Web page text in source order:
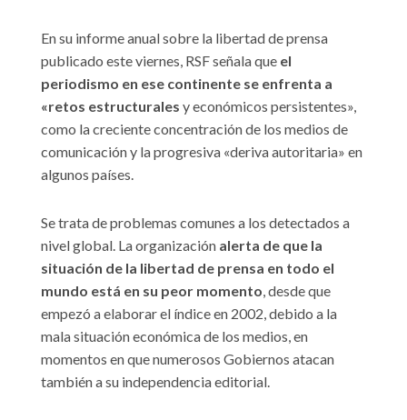
En su informe anual sobre la libertad de prensa
publicado este viernes, RSF señala que el
periodismo en ese continente se enfrenta a
«retos estructurales y económicos persistentes»,
como la creciente concentración de los medios de
comunicación y la progresiva «deriva autoritaria» en
algunos países.
Se trata de problemas comunes a los detectados a
nivel global. La organización alerta de que la
situación de la libertad de prensa en todo el
mundo está en su peor momento, desde que
empezó a elaborar el índice en 2002, debido a la
mala situación económica de los medios, en
momentos en que numerosos Gobiernos atacan
también a su independencia editorial.